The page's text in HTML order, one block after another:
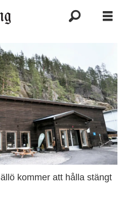
kommer att hålla stängt